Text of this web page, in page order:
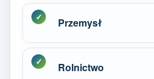
Przemysł
Rolnictwo